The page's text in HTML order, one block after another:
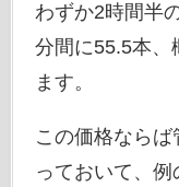
わずか2時間半
分間に55.5本、
ます。
この価格なら
っておいて、